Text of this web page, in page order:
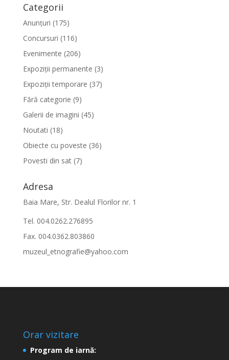
Categorii
Anunțuri (175)
Concursuri (116)
Evenimente (206)
Expoziții permanente (3)
Expoziții temporare (37)
Fără categorie (9)
Galerii de imagini (45)
Noutati (18)
Obiecte cu poveste (36)
Povesti din sat(7)
Adresa
Baia Mare, Str. Dealul Florilor nr. 1
Tel. 004.0262.276895
Fax. 004.0362.803860
muzeul_etnografie@yahoo.com
Orar vizitare
Program de iarnă: